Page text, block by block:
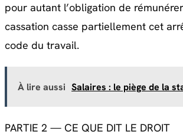
pour autant l’obligation de
cassation casse partiellement cet
code du travail.
À lire aussi Salaires : le piège de la
PARTIE 2 — CE QUE DIT LE DROIT